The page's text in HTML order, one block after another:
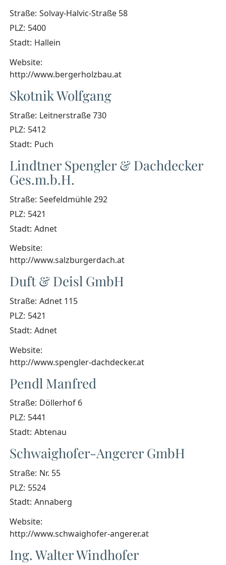
Straße: Solvay-Halvic-Straße 58
PLZ: 5400
Stadt: Hallein
Website:
http://www.bergerholzbau.at
Skotnik Wolfgang
Straße: Leitnerstraße 730
PLZ: 5412
Stadt: Puch
Lindtner Spengler & Dachdecker
Ges.m.b.H.
Straße: Seefeldmühle 292
PLZ: 5421
Stadt: Adnet
Website:
http://www.salzburgerdach.at
Duft & Deisl GmbH
Straße: Adnet 115
PLZ: 5421
Stadt: Adnet
Website:
http://www.spengler-dachdecker.at
Pendl Manfred
Straße: Döllerhof 6
PLZ: 5441
Stadt: Abtenau
Schwaighofer-Angerer GmbH
Straße: Nr. 55
PLZ: 5524
Stadt: Annaberg
Website:
http://www.schwaighofer-angerer.at
Ing. Walter Windhofer